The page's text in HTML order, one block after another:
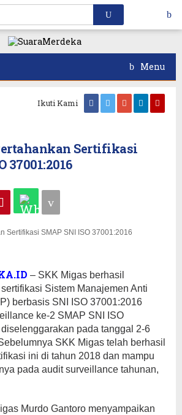
Menu
Ikuti Kami
Sertifikasi
37001:2016
– SKK Migas berhasil
Sistem Manajemen Anti
berbasis SNI ISO 37001:2016
ke-2 SMAP SNI ISO
pada tanggal 2-6
SKK Migas telah berhasil
ini di tahun 2018 dan mampu
pada audit surveillance tahunan,
Murdo Gantoro menyampaikan